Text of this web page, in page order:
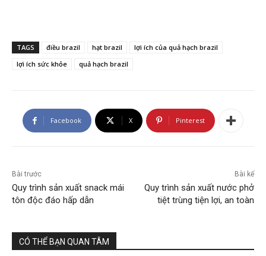
TAGS điều brazil hạt brazil
lợi ích của quả hạch brazil
lợi ích sức khỏe
quả hạch brazil
Facebook X Pinterest
Bài trước
Quy trình sản xuất snack mái
tôn độc đáo hấp dẫn
Bài kế
Quy trình sản xuất nước phở
tiệt trùng tiện lợi, an toàn
CÓ THỂ BẠN QUAN TÂM